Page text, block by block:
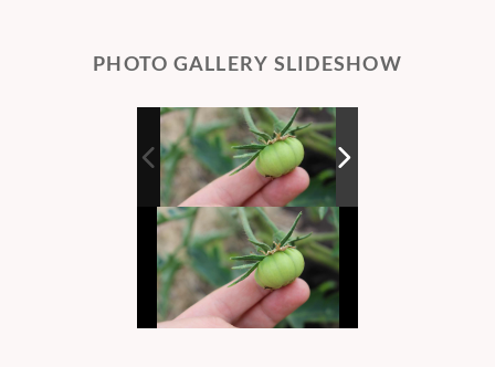
PHOTO GALLERY SLIDESHOW